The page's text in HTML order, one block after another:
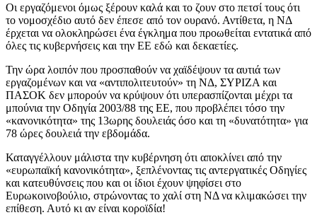
Οι εργαζόμενοι όμως ξέρουν καλά και το ζουν στο πετσί τους ότι
το νομοσχέδιο αυτό δεν έπεσε από τον ουρανό. Αντίθετα, η ΝΔ
έρχεται να ολοκληρώσει ένα έγκλημα που προωθείται εντατικά από
όλες τις κυβερνήσεις και την ΕΕ εδώ και δεκαετίες.
Την ώρα λοιπόν που προσπαθούν να χαϊδέψουν τα αυτιά των
εργαζομένων και να «αντιπολιτευτούν» τη ΝΔ, ΣΥΡΙΖΑ και
ΠΑΣΟΚ δεν μπορούν να κρύψουν ότι υπερασπίζονται μέχρι τα
μπούνια την Οδηγία 2003/88 της ΕΕ, που προβλέπει τόσο την
«κανονικότητα» της 13ωρης δουλειάς όσο και τη «δυνατότητα» για
78 ώρες δουλειά την εβδομάδα.
Καταγγέλλουν μάλιστα την κυβέρνηση ότι αποκλίνει από την
«ευρωπαϊκή κανονικότητα», ξεπλένοντας τις αντεργατικές Οδηγίες
και κατευθύνσεις που και οι ίδιοι έχουν ψηφίσει στο
Ευρωκοινοβούλιο, στρώνοντας το χαλί στη ΝΔ να κλιμακώσει την
επίθεση. Αυτό κι αν είναι κοροϊδία!